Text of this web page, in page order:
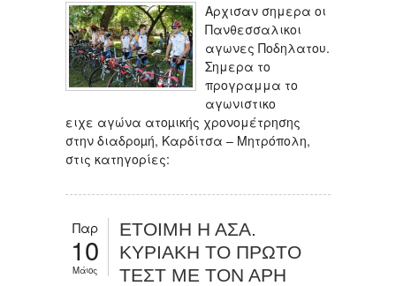
Αρχισαν σημερα οι
Πανθεσσαλικοι
αγωνες Ποδηλατου.
Σημερα το
προγραμμα το
αγωνιστικο
ειχε αγώνα ατοµικής χρονομέτρησης
στην διαδροµή, Καρδίτσα – Μητρόπολη,
στις κατηγορίες:
Παρ
10
Μάιος
ETOIMH Η ΑΣΑ.
ΚΥΡΙΑΚΗ ΤΟ ΠΡΩΤΟ
ΤΕΣΤ ΜΕ ΤΟΝ ΑΡΗ